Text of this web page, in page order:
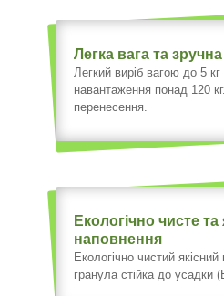
Легка вага та
Легкий виріб вагою до 5
навантаження понад 120
перенесення.
Екологічно чисте та
наповнення
Екологічно чистий
гранула стійка до усадки